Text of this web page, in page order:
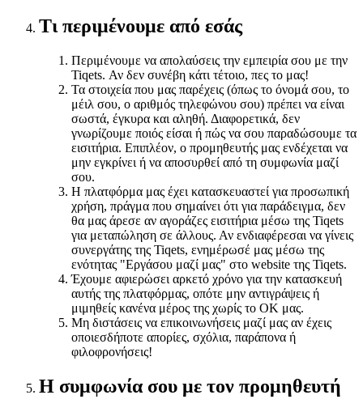
Τι περιμένουμε από εσάς
Περιμένουμε να απολαύσεις την εμπειρία σου με την
Tiqets. Αν δεν συνέβη κάτι τέτοιο, πες το μας!
Τα στοιχεία που μας παρέχεις (όπως το όνομά σου, το
μέιλ σου, ο αριθμός τηλεφώνου σου) πρέπει να είναι
σωστά, έγκυρα και αληθή. Διαφορετικά, δεν
γνωρίζουμε ποιός είσαι ή πώς να σου παραδώσουμε τα
εισιτήρια. Επιπλέον, ο προμηθευτής μας ενδέχεται να
μην εγκρίνει ή να αποσυρθεί από τη συμφωνία μαζί
σου.
Η πλατφόρμα μας έχει κατασκευαστεί για προσωπική
χρήση, πράγμα που σημαίνει ότι για παράδειγμα, δεν
θα μας άρεσε αν αγοράζες εισιτήρια μέσω της Tiqets
για μεταπώληση σε άλλους. Αν ενδιαφέρεσαι να γίνεις
συνεργάτης της Tiqets, ενημέρωσέ μας μέσω της
ενότητας "Εργάσου μαζί μας" στο website της Tiqets.
Έχουμε αφιερώσει αρκετό χρόνο για την κατασκευή
αυτής της πλατφόρμας, οπότε μην αντιγράψεις ή
μιμηθείς κανένα μέρος της χωρίς το ΟΚ μας.
Μη διστάσεις να επικοινωνήσεις μαζί μας αν έχεις
οποιεσδήποτε απορίες, σχόλια, παράπονα ή
φιλοφρονήσεις!
Η συμφωνία σου με τον προμηθευτή